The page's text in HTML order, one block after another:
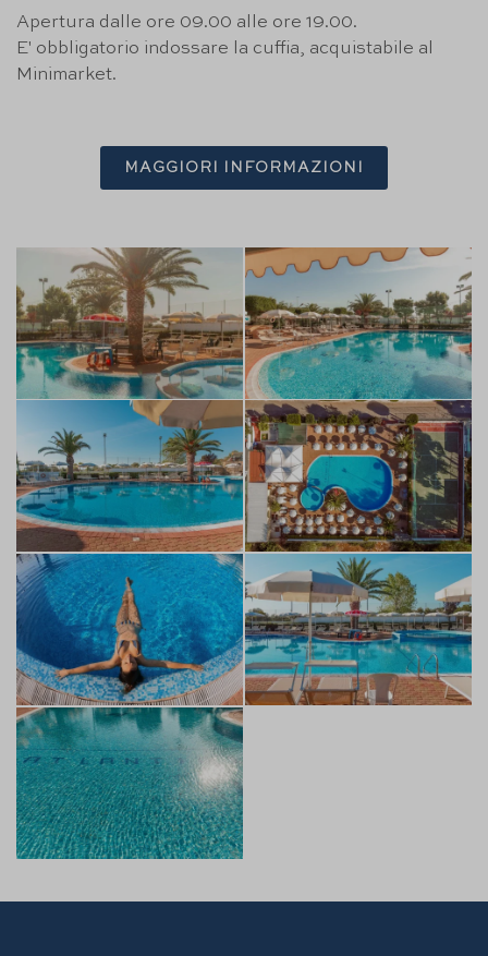
Apertura dalle ore 09.00 alle ore 19.00.
E' obbligatorio indossare la cuffia, acquistabile al
Minimarket.
MAGGIORI INFORMAZIONI